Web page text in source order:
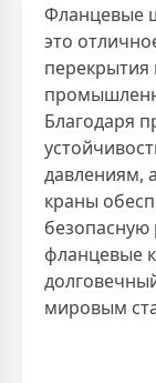
Фланцевые
это
перекрытия
Благодаря
давлениям,
краны
безопасную
фланцевые
мировым